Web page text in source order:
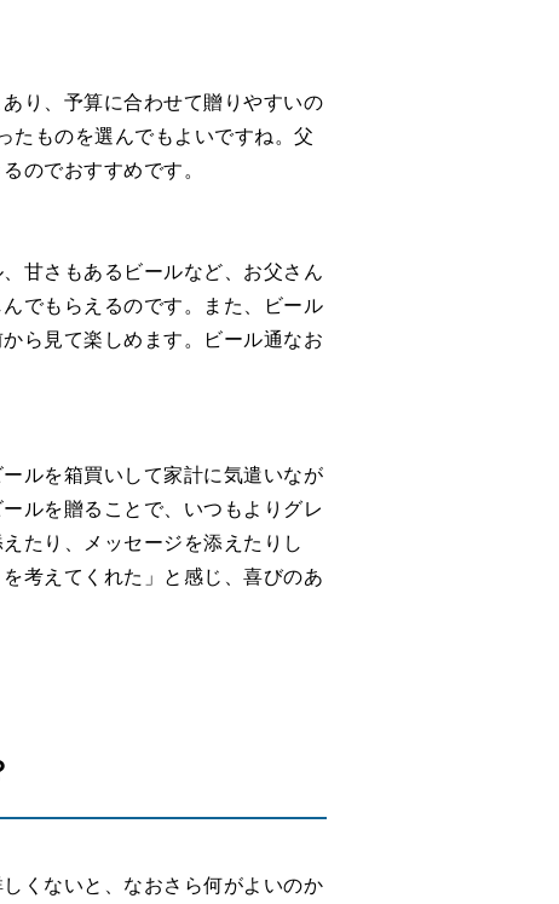
り、予算に合わせて贈りやすいの
たものを選んでもよいですね。父
のでおすすめです。
甘さもあるビールなど、お父さん
でもらえるのです。また、ビール
ら見て楽しめます。ビール通なお
ルを箱買いして家計に気遣いなが
ルを贈ることで、いつもよりグレ
たり、メッセージを添えたりし
考えてくれた」と感じ、喜びのあ
くないと、なおさら何がよいのか